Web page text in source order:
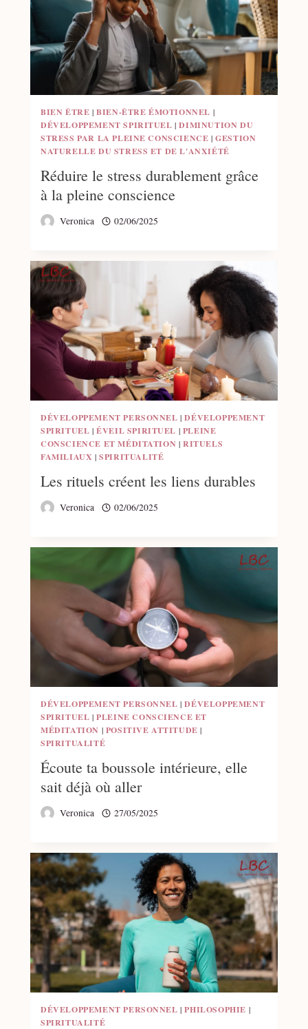
BIEN ÊTRE |BIEN-ÊTRE ÉMOTIONNEL |
DÉVELOPPEMENT SPIRITUEL |DIMINUTION DU
STRESS PAR LA PLEINE CONSCIENCE |GESTION
NATURELLE DU STRESS ET DE L'ANXIÉTÉ
Réduire le stress durablement grâce
à la pleine conscience
Veronica 02/06/2025
DÉVELOPPEMENT PERSONNEL |DÉVELOPPEMENT
SPIRITUEL |ÉVEIL SPIRITUEL | PLEINE
CONSCIENCE ET MÉDITATION |RITUELS
FAMILIAUX |SPIRITUALITÉ
Les rituels créent les liens durables
Veronica 02/06/2025
DÉVELOPPEMENT PERSONNEL |DÉVELOPPEMENT
SPIRITUEL |PLEINE CONSCIENCE ET
MÉDITATION | POSITIVE ATTITUDE |
SPIRITUALITÉ
Écoute ta boussole intérieure, elle
sait déjà où aller
Veronica 27/05/2025
DÉVELOPPEMENT PERSONNEL |PHILOSOPHIE |
SPIRITUALITÉ